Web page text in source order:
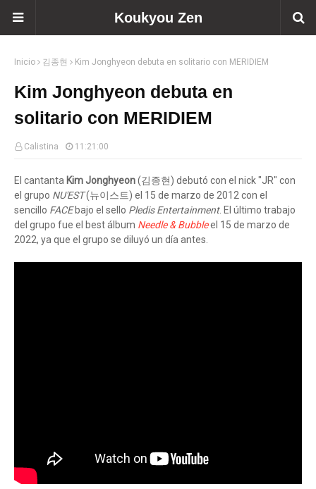
Koukyou Zen
Inicio 김종현 Kim Jonghyeon debuta en solitario con MERIDIEM
Kim Jonghyeon debuta en
solitario con MERIDIEM
Calistina 11:21:00
El cantanta Kim Jonghyeon(김종현) debutó con el nick "JR" con
el grupo NU'EST(뉴이스트) el 15 de marzo de 2012 con el
sencillo FACEbajo el sello Pledis Entertainment. El último trabajo
del grupo fue el best álbum Needle & Bubbleel 15 de marzo de
2022, ya que el grupo se diluyó un día antes.